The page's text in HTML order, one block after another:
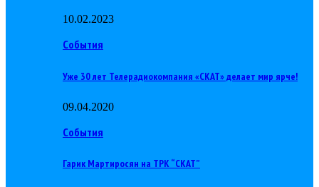
10.02.2023
События
Уже 30 лет Телерадиокомпания «СКАТ» делает мир ярче!
09.04.2020
События
Гарик Мартиросян на ТРК “СКАТ”